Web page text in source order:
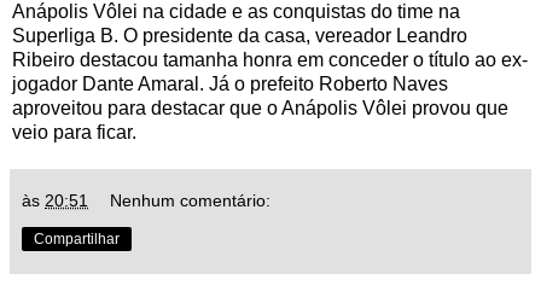
Anápolis Vôlei na cidade e as conquistas do time na
Superliga B. O presidente da casa, vereador Leandro
Ribeiro destacou tamanha honra em conceder o título ao ex-
jogador Dante Amaral. Já o prefeito Roberto Naves
aproveitou para destacar que o Anápolis Vôlei provou que
veio para ficar.
às 20:51 Nenhum comentário:
Compartilhar